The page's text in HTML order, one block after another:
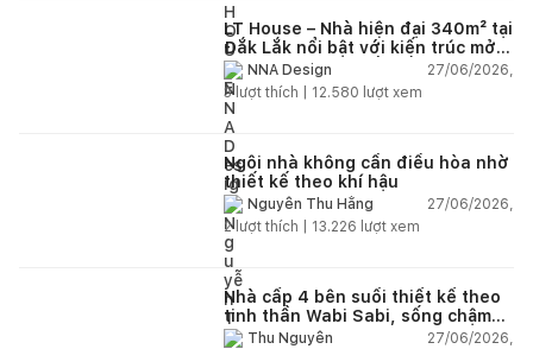
LT House – Nhà hiện đại 340m² tại
Đắk Lắk nổi bật với kiến trúc mở
và hệ sân vườn kết nối thiên
nhiên
NNA Design
27/06/2026,
3lượt thích | 12.580 lượt xem
Ngôi nhà không cần điều hòa nhờ
thiết kế theo khí hậu
Nguyễn Thu Hằng
27/06/2026,
2lượt thích | 13.226 lượt xem
Nhà cấp 4 bên suối thiết kế theo
tinh thần Wabi Sabi, sống chậm
giữa thiên nhiên
Thu Nguyễn
27/06/2026,